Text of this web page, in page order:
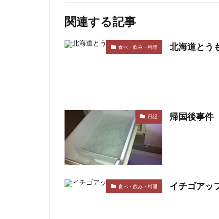
関連する記事
食べ・飲み・料理 北海道とう
日記 帰国後事件
食べ・飲み・料理 イチゴアッ